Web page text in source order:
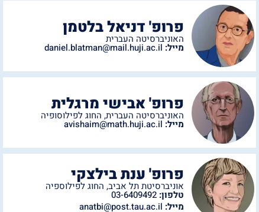
פרופ' דניאל בלטמן
האוניברסיטה העברית
מייל: daniel.blatman@mail.huji.ac.il
פרופ' אבישי מרגלית
האוניברסיטה העברית, החוג לפילוסופיה
מייל: avishaim@math.huji.ac.il
פרופ' ענת בילצקי
אוניברסיטת תל אביב, החוג לפילוספיה
טלפון:
מייל: anatbi@post.tau.ac.il